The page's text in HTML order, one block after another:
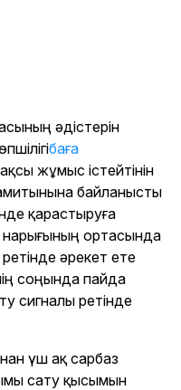
әдістерін
баға
жұмыс істейтінін
байланысты
қарастыруға
нарығының ортасында
әрекет ете
соңында пайда
сигналы ретінде
үш ақ сарбаз
сату қысымын